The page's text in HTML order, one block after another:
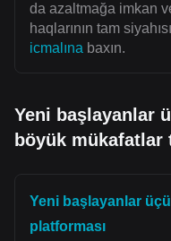
da azaltmağa imkan
haqlarının tam
icmalına baxın.
Yeni başlayanlar
böyük mükafatlar
Yeni başlayanlar
platforması